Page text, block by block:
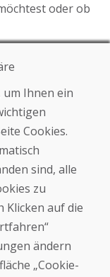
oder ob
Angebot
können!
um Ihnen ein
Cookies.
sind, alle
zu
Klicken auf die
ändern
„Cookie-